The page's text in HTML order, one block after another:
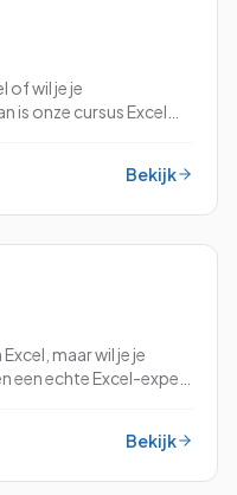
of wil je je
is onze cursus Excel
Bekijk
maar wil je je
een echte Excel-expert
Bekijk